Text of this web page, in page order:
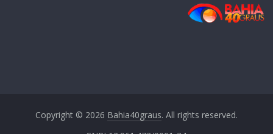
Copyright © 2026 Bahia40graus. All rights reserved.